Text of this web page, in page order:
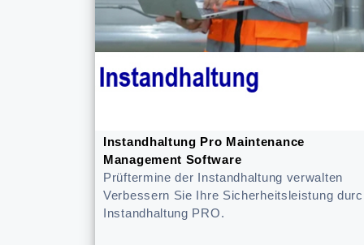
Instandhaltung Pro Maintenance
Management Software
Prüftermine der Instandhaltung verwalten
Verbessern Sie Ihre Sicherheitsleistung
Instandhaltung PRO.